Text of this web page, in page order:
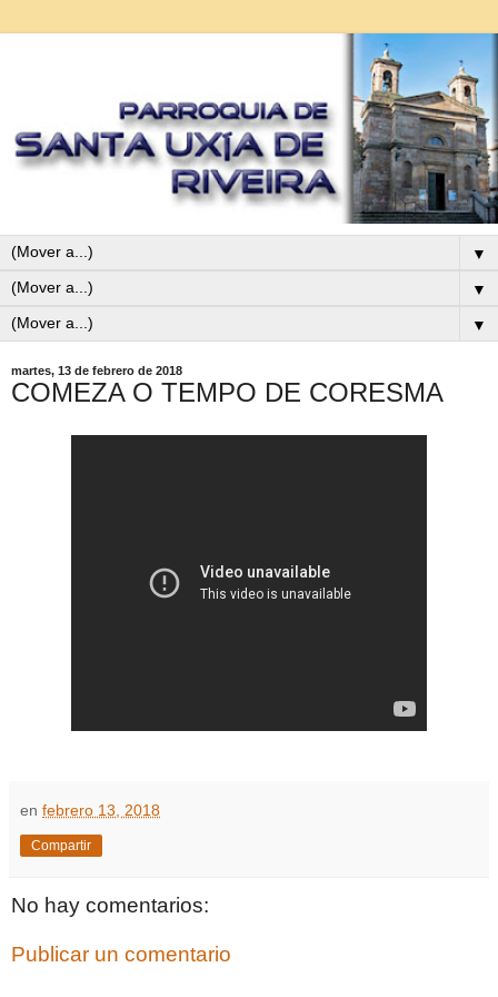
▼
▼
▼
martes, 13 de febrero de 2018
COMEZA O TEMPO DE CORESMA
en febrero 13, 2018
Compartir
No hay comentarios:
Publicar un comentario